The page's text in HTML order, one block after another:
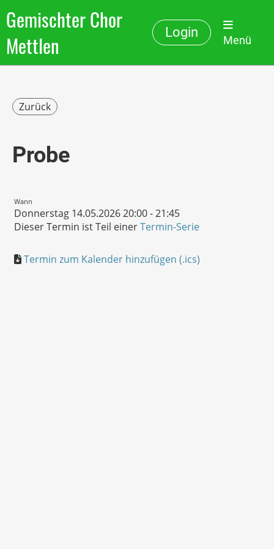
Gemischter Chor
Mettlen
Login
Menü
Zurück
Probe
Wann
Donnerstag 14.05.2026 20:00 - 21:45
Dieser Termin ist Teil einerTermin-Serie
Termin zum Kalender hinzufügen (.ics)